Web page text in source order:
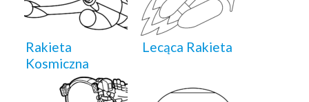
Rakieta
Kosmiczna
Lecąca Rakieta